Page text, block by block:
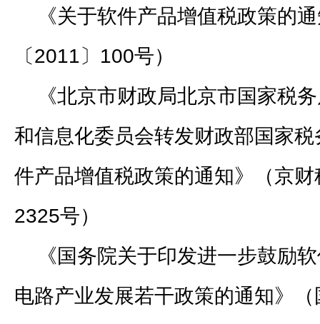
《关于软件产品增值税政策的
〔2011〕100号）
《北京市财政局北京市国家税
和信息化委员会转发财政部国家
件产品增值税政策的通知》（京
2325号）
《国务院关于印发进一步鼓励
电路产业发展若干政策的通知》